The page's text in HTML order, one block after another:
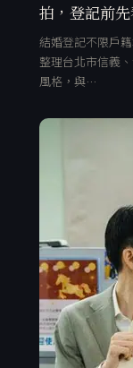
拍，登記前
結婚登記不限戶
整理台北市信義
風格，與…